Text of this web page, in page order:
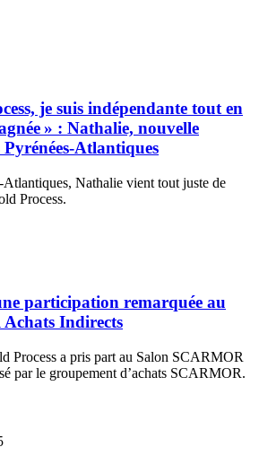
je suis indépendante tout en
» : Nathalie, nouvelle
Pyrénées-Atlantiques
Nathalie vient tout juste de
Process.
participation remarquée au
Indirects
Process a pris part au Salon SCARMOR
par le groupement d’achats SCARMOR.